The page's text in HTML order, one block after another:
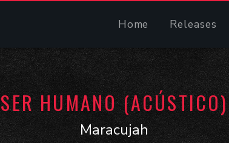
Home Releases
SER HUMANO (ACÚSTICO)
Maracujah